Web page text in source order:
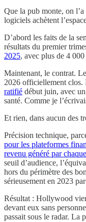
Que la pub monte, on
logiciels achètent
D’abord les faits de la
résultats du premier
2025, avec plus de 4
Maintenant, le contrat.
2026 officiellement clos.
ratifié début juin, avec
santé. Comme je
Et rien, dans aucun des
Précision technique,
pour les plateformes
revenu généré par
seuil d’audience,
hors du périmètre des
sérieusement en 2023
Résultat : Hollywood
devant eux sans
passait sous le radar. La